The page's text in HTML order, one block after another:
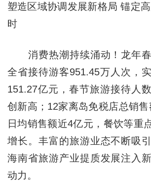
塑造区域协调发展新格局 锚定
时
消费热潮持续涌动！龙年春
全省接待游客951.45万人次，
151.27亿元，春节旅游接待人
创新高；12家离岛免税店总销售
日均销售额近4亿元，餐饮等重
增长。丰富的旅游业态不断吸
海南省旅游产业提质发展注入
动力。